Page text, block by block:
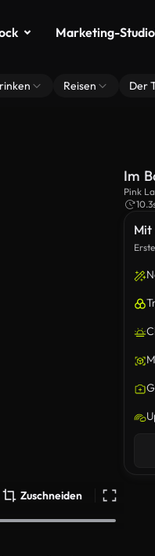
Marketing-Studio
Reisen Der
Zuschneiden
Mit
Im
Pink